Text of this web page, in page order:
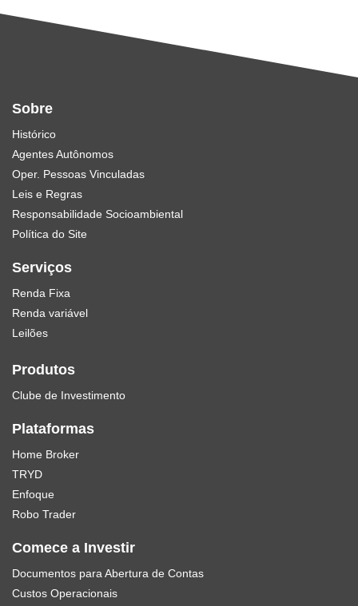
Sobre
Histórico
Agentes Autônomos
Oper. Pessoas Vinculadas
Leis e Regras
Responsabilidade Socioambiental
Política do Site
Serviços
Renda Fixa
Renda variável
Leilões
Produtos
Clube de Investimento
Plataformas
Home Broker
TRYD
Enfoque
Robo Trader
Comece a Investir
Documentos para Abertura de Contas
Custos Operacionais